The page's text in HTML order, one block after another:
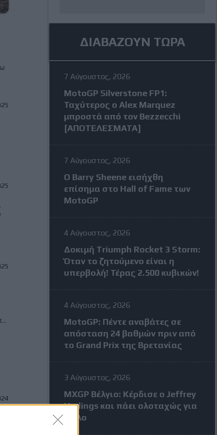
ΔΙΑΒΑΖΟΥΝ ΤΩΡΑ
7 Αύγουστος, 2026
MotoGP Silverstone FP1:
Ταχύτερος ο Alex Marquez
μπροστά από τον Bezzecchi
[ΑΠΟΤΕΛΕΣΜΑΤΑ]
7 Αύγουστος, 2026
Ο Barry Sheene εισήχθη
επίσημα στο Hall of Fame των
MotoGP
4 Αύγουστος, 2026
Δοκιμή Triumph Rocket 3 Storm:
Όταν το ζητούμενο είναι η
υπερβολή! Τέρας 2.500 κυβικών!
4 Αύγουστος, 2026
MotoGP: Πέντε αναβάτες σε
απόσταση 24 βαθμών πριν από
το Grand Prix της Βρετανίας
3 Αύγουστος, 2026
MXGP Βέλγιο: Κέρδισε ο Jeffrey
Herlings και πάει ολοταχώς για
τίτλο